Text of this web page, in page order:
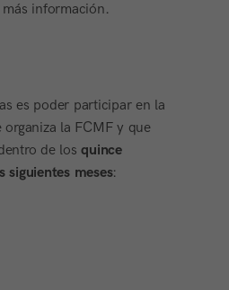
información.
es poder participar en la
organiza la FCMF y que
de losquince
siguientes meses: